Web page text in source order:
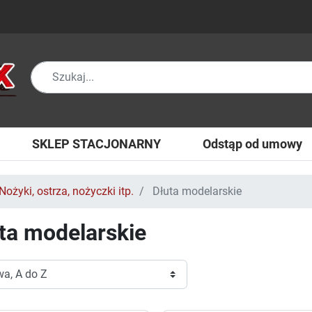
SKLEP STACJONARNY Odstąp od umowy
ostrza, nożyczki itp. Dłuta modelarskie
modelarskie